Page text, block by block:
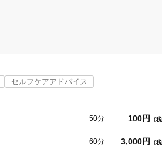
セルフケアアドバイス
50分 100円 （
60分 3,000円 （